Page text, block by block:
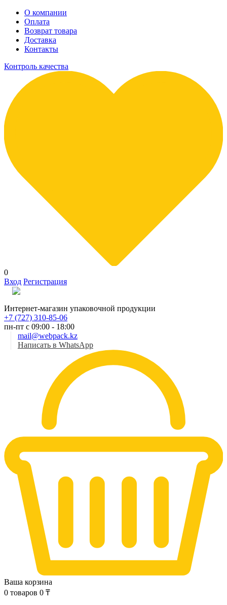
О компании
Оплата
Возврат товара
Доставка
Контакты
Контроль качества
0
Вход Регистрация
Интернет-магазин упаковочной продукции
+7 (727) 310-85-06
пн-пт с 09:00 - 18:00
mail@webpack.kz
Написать в WhatsApp
Ваша корзина
0 товаров 0 ₸